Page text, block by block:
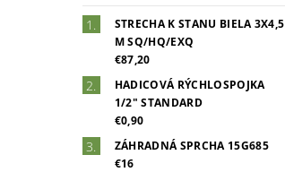
STRECHA K STANU BIELA 3X4,5
M SQ/HQ/EXQ
€87,20
HADICOVÁ RÝCHLOSPOJKA
1/2" STANDARD
€0,90
ZÁHRADNÁ SPRCHA 15G685
€16